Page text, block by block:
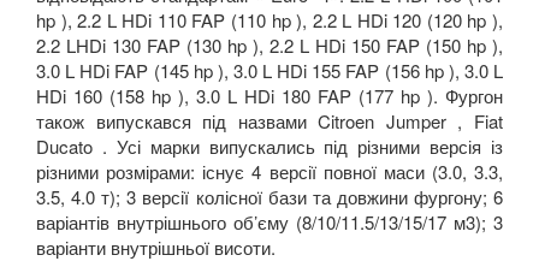
hp ), 2.2 L HDi 110 FAP (110 hp ), 2.2 L HDi 120 (120 hp ),
2.2 LHDi 130 FAP (130 hp ), 2.2 L HDi 150 FAP (150 hp ),
3.0 L HDi FAP (145 hp ), 3.0 L HDi 155 FAP (156 hp ), 3.0 L
HDi 160 (158 hp ), 3.0 L HDi 180 FAP (177 hp ). Фургон
також випускався під назвами Citroen Jumper , Fiat
Ducato . Усі марки випускались під різними версія із
різними розмірами: існує 4 версії повної маси (3.0, 3.3,
3.5, 4.0 т); 3 версії колісної бази та довжини фургону; 6
варіантів внутрішнього об’єму (8/10/11.5/13/15/17 м3); 3
варіанти внутрішньої висоти.